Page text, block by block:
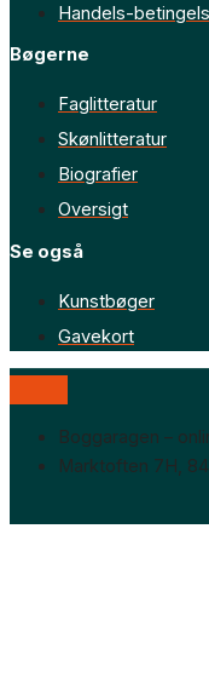
Handels-
Bøgerne
Faglitteratur
Skønlitteratur
Biografier
Oversigt
Se også
Kunstbøger
Gavekort
Boggaragen –
Marktoften 7H,